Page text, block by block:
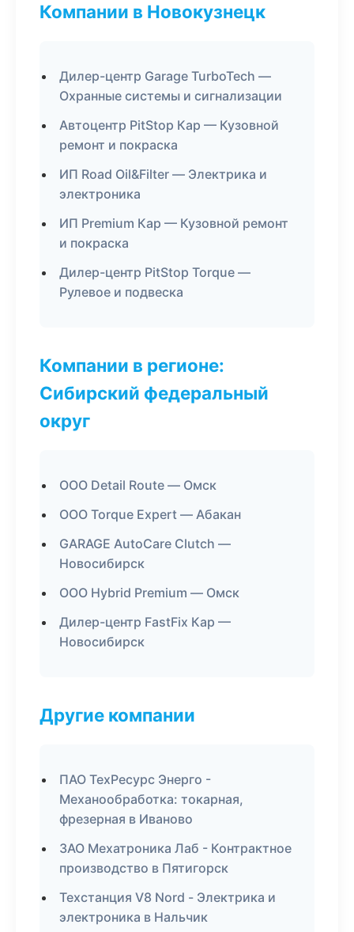
Компании в Новокузнецк
Дилер-центр Garage TurboTech —
Охранные системы и сигнализации
Автоцентр PitStop Кар — Кузовной
ремонт и покраска
ИП Road Oil&Filter — Электрика и
электроника
ИП Premium Кар — Кузовной ремонт
и покраска
Дилер-центр PitStop Torque —
Рулевое и подвеска
Компании в регионе:
Сибирский федеральный
округ
ООО Detail Route — Омск
ООО Torque Expert — Абакан
GARAGE AutoCare Clutch —
Новосибирск
ООО Hybrid Premium — Омск
Дилер-центр FastFix Кар —
Новосибирск
Другие компании
ПАО ТехРесурс Энерго -
Механообработка: токарная,
фрезерная в Иваново
ЗАО Мехатроника Лаб - Контрактное
производство в Пятигорск
Техстанция V8 Nord - Электрика и
электроника в Нальчик